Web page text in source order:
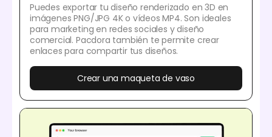
Puedes exportar tu diseño renderizado en 3D en
imágenes PNG/JPG 4K o vídeos MP4. Son ideales
para marketing en redes sociales y diseño
comercial. Pacdora también te permite crear
enlaces para compartir tus diseños.
Crear una maqueta de vaso